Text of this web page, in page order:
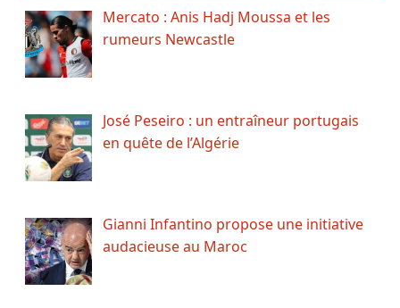
Mercato : Anis Hadj Moussa et les
rumeurs Newcastle
José Peseiro : un entraîneur portugais
en quête de l’Algérie
Gianni Infantino propose une initiative
audacieuse au Maroc